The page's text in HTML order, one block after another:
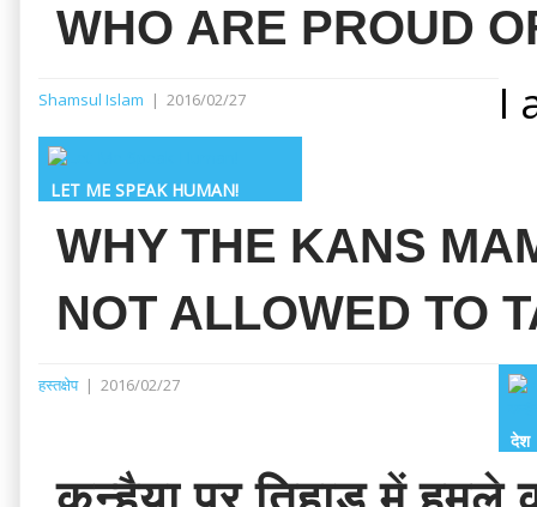
WHO ARE PROUD
Shamsul Islam | 2016/02/27 I
LET ME SPEAK HUMAN!
WHY THE KANS
NOT ALLOWED TO
हस्तक्षेप | 2016/02/27
देश